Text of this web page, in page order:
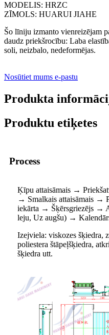
MODELIS: HRZC
ZĪMOLS: HUARUI JIAHE
Šo līniju izmanto vienreizējam
daudz priekšrocību: Laba
soli, neizbalo, nedeformējas.
Nosūtiet mums e-pastu
Produkta
Produktu etiķetes
Process
Ķīpu attaisāmais →
→ Smalkais attaisāmais →
iekārta → Šķērsgriezējs →
leju, Uz augšu) →
Izejviela: viskozes šķiedra,
poliestera štāpeļšķiedra,
šķiedra utt.